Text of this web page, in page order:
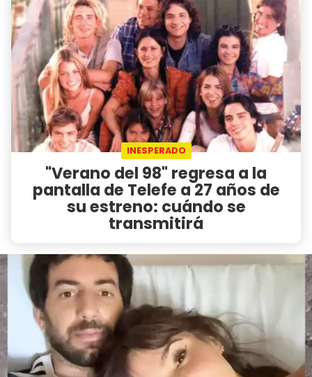
INESPERADO
"Verano del 98" regresa a la
pantalla de Telefe a 27 años de
su estreno: cuándo se
transmitirá